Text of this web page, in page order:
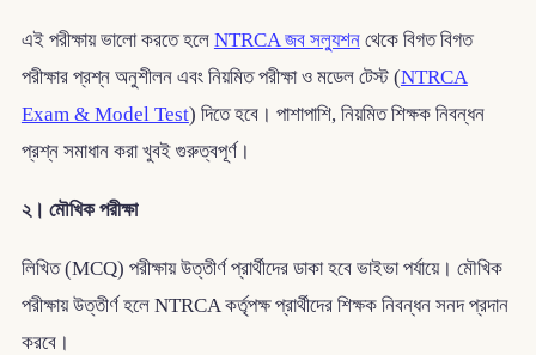
এই পরীক্ষায় ভালো করতে হলে NTRCA জব সল্যুশনথেকে বিগত বিগত
পরীক্ষার প্রশ্ন অনুশীলন এবং নিয়মিত পরীক্ষা ও মডেল টেস্ট (NTRCA
Exam & Model Test) দিতে হবে। পাশাপাশি, নিয়মিত শিক্ষক নিবন্ধন
প্রশ্ন সমাধান করা খুবই গুরুত্বপূর্ণ।
২। মৌখিক পরীক্ষা
লিখিত (MCQ) পরীক্ষায় উত্তীর্ণ প্রার্থীদের ডাকা হবে ভাইভা পর্যায়ে। মৌখিক
পরীক্ষায় উত্তীর্ণ হলে NTRCA কর্তৃপক্ষ প্রার্থীদের শিক্ষক নিবন্ধন সনদ প্রদান
করবে।